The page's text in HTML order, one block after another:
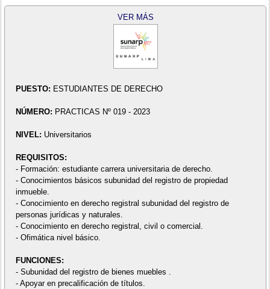
VER MÁS
PUESTO: ESTUDIANTES DE DERECHO
NÚMERO: PRACTICAS Nº 019 - 2023
NIVEL: Universitarios
REQUISITOS:
- Formación: estudiante carrera universitaria de derecho.
- Conocimientos básicos subunidad del registro de propiedad
inmueble.
- Conocimiento en derecho registral subunidad del registro de
personas jurídicas y naturales.
- Conocimiento en derecho registral, civil o comercial.
- Ofimática nivel básico.
FUNCIONES:
- Subunidad del registro de bienes muebles .
- Apoyar en precalificación de títulos.